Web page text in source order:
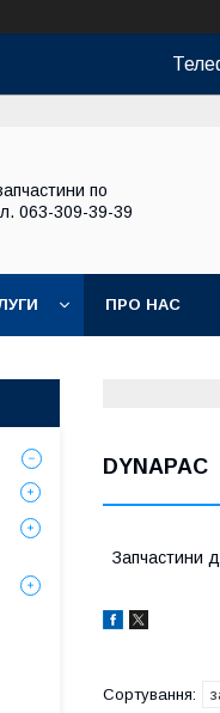
по
063-309-39-39
ПРО НАС
DYNAPAC
Запчастини